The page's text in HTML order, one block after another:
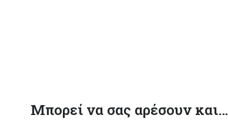
Μπορεί να σας αρέσουν και…